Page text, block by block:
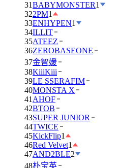
31BABYMONSTER1
322PM1
33ENHYPEN1
34ILLIT
35ATEEZ
36ZEROBASEONE
37金智媛
38KiiiKiii
39LE SSERAFIM
40MONSTA X
41 AHOF
42BTOB
43SUPER JUNIOR
44TWICE
45KickFlip1
46Red Velvet1
47AND2BLE2
48朴宝英